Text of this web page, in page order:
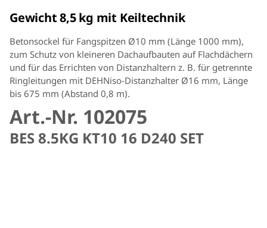
Gewicht 8,5 kg mit Keiltechnik
Betonsockel für Fangspitzen Ø10 mm (Länge 1000 mm),
zum Schutz von kleineren Dachaufbauten auf Flachdächern
und für das Errichten von Distanzhaltern z. B. für getrennte
Ringleitungen mit DEHNiso-Distanzhalter Ø16 mm, Länge
bis 675 mm (Abstand 0,8 m).
Art.-Nr. 102075
BES 8.5KG KT10 16 D240 SET